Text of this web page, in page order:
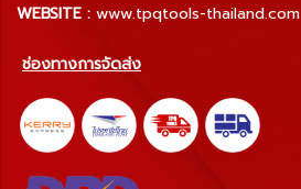
WEBSITE : www.tpqtools-thailand.com
ช่องทางการจัดส่ง